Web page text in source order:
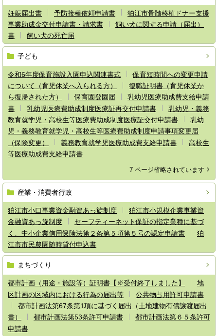
妊娠届出書 予防接種依頼申請書
狛江市骨髄移植ドナー支援
事業助成金交付申請書・請求書
飼い犬に関する申請（届出）
書
飼い犬の死亡届
子ども
令和6年度保育施設入園申込関連書式
保育短時間への変更申請
について（育児休業へ入られる方）
復職証明書（育児休業か
ら復帰された方）
保育園登園届
乳幼児医療助成費支給申請
書
乳幼児医療費助成制度医療証再交付申請書
乳幼児・義務
教育就学児・高校生等医療費助成制度医療証交付申請書
乳幼
児・義務教育就学児・高校生等医療費助成制度申請事項変更届
（保険変更）
義務教育就学児医療助成費支給申請書
高校生
等医療助成費支給申請書
7 ページ省略されています
産業・消費者行政
狛江市小口事業資金融資あっ旋制度
狛江市小規模企業事業資
金融資あっ旋制度
セーフティーネット保証の指定業種に基づ
く、中小企業信用保険法第２条第５項第５号の認定申請書
狛
江市市民農園随時貸付申込書
まちづくり
都市計画（用途・施設等）証明書【※受付終了しました】
地
区計画の区域内における行為の届出等
公共物占用許可申請書
都市計画法第67条第1項に基づく届出（土地建物有償譲渡届出
書）
都市計画法第53条許可申請書
都市計画法第６５条許可
申請書